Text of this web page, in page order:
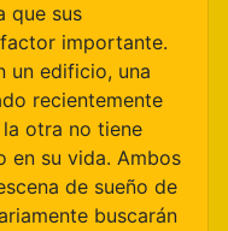
que sus
importante.
un edificio, una
recientemente
la otra no tiene
en su vida. Ambos
de sueño de
buscarán